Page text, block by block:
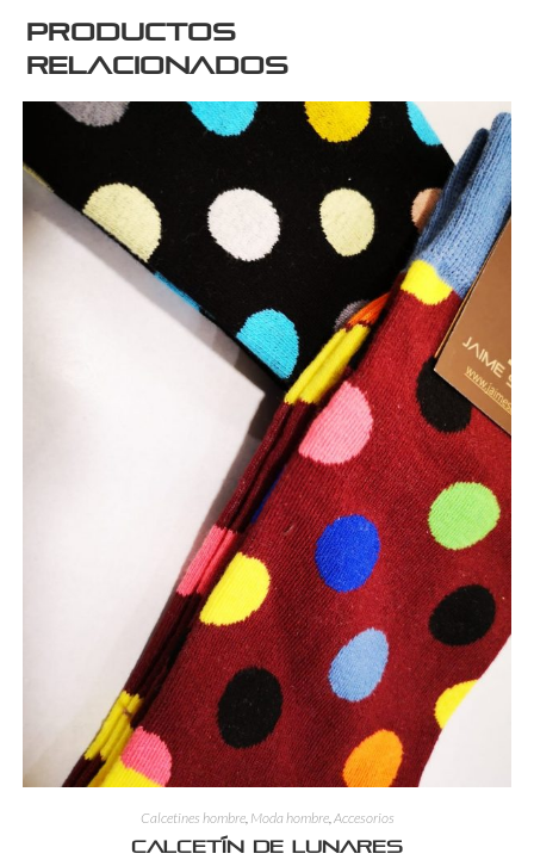
Productos
relacionados
Calcetines hombre, Moda hombre,Accesorios
Calcetín de lunares